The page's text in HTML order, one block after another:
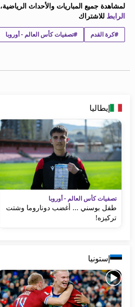
لمشاهدة جميع المباريات والأحداث الرياضية،
الرابط للاشتراك
#كرة القدم #تصفيات كأس العالم - أوروبا
إيطاليا
تصفيات كأس العالم - أوروبا
طفل بوسني ... أغضب دوناروما وشتت
تركيزه!
إستونيا